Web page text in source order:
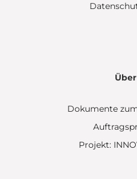
Dokumente
Projekt: